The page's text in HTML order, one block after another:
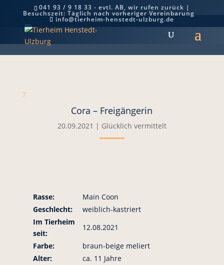
041 93 / 9 18 33 - evtl. AB, wir rufen zurück |
Besuchszeit: Täglich nach vorheriger Vereinbarung
info@tierheim-henstedt-ulzburg.de
Cora – Freigängerin
7
Cora – Freigängerin
20.09.2021 | Glücklich vermittelt
Rasse:
Main Coon
Geschlecht:
weiblich-kastriert
Im Tierheim
seit:
12.08.2021
Farbe:
braun-beige meliert
Alter:
ca. 11 Jahre